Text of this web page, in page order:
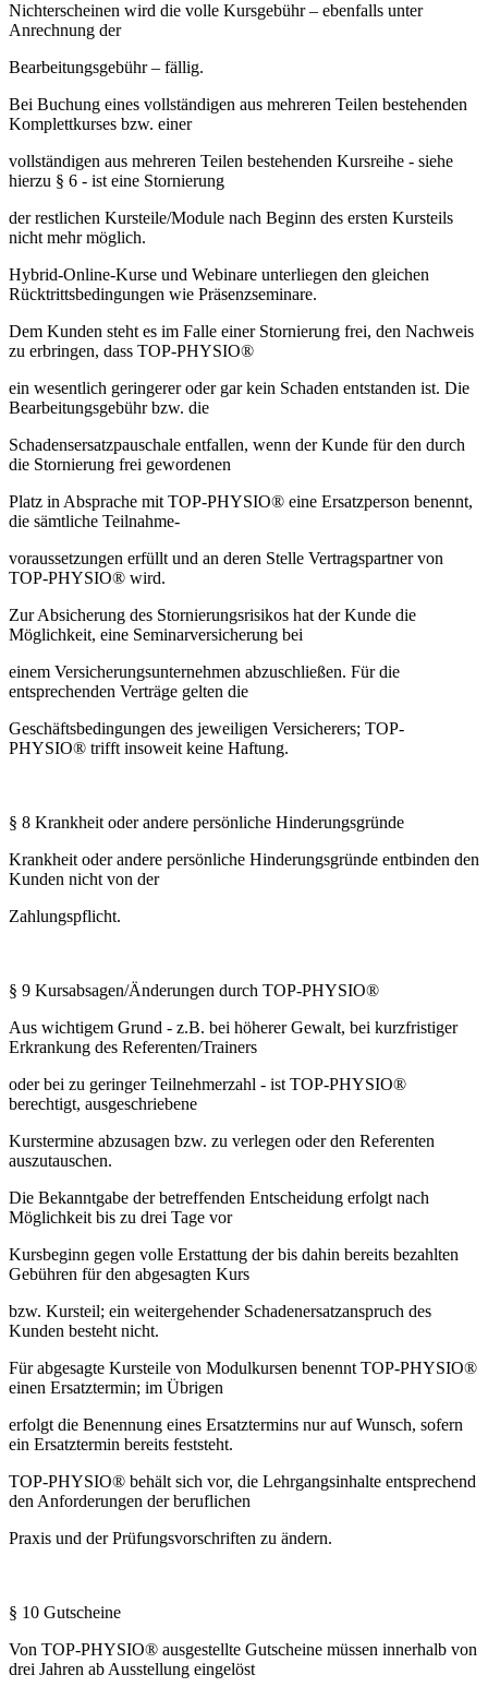
Nichterscheinen wird die volle Kursgebühr – ebenfalls unter
Anrechnung der
Bearbeitungsgebühr – fällig.
Bei Buchung eines vollständigen aus mehreren Teilen bestehenden
Komplettkurses bzw. einer
vollständigen aus mehreren Teilen bestehenden Kursreihe - siehe
hierzu § 6 - ist eine Stornierung
der restlichen Kursteile/Module nach Beginn des ersten Kursteils
nicht mehr möglich.
Hybrid-Online-Kurse und Webinare unterliegen den gleichen
Rücktrittsbedingungen wie Präsenzseminare.
Dem Kunden steht es im Falle einer Stornierung frei, den Nachweis
zu erbringen, dass TOP-PHYSIO®
ein wesentlich geringerer oder gar kein Schaden entstanden ist. Die
Bearbeitungsgebühr bzw. die
Schadensersatzpauschale entfallen, wenn der Kunde für den durch
die Stornierung frei gewordenen
Platz in Absprache mit TOP-PHYSIO® eine Ersatzperson benennt,
die sämtliche Teilnahme-
voraussetzungen erfüllt und an deren Stelle Vertragspartner von
TOP-PHYSIO® wird.
Zur Absicherung des Stornierungsrisikos hat der Kunde die
Möglichkeit, eine Seminarversicherung bei
einem Versicherungsunternehmen abzuschließen. Für die
entsprechenden Verträge gelten die
Geschäftsbedingungen des jeweiligen Versicherers; TOP-
PHYSIO® trifft insoweit keine Haftung.
§ 8 Krankheit oder andere persönliche Hinderungsgründe
Krankheit oder andere persönliche Hinderungsgründe entbinden den
Kunden nicht von der
Zahlungspflicht.
§ 9 Kursabsagen/Änderungen durch TOP-PHYSIO®
Aus wichtigem Grund - z.B. bei höherer Gewalt, bei kurzfristiger
Erkrankung des Referenten/Trainers
oder bei zu geringer Teilnehmerzahl - ist TOP-PHYSIO®
berechtigt, ausgeschriebene
Kurstermine abzusagen bzw. zu verlegen oder den Referenten
auszutauschen.
Die Bekanntgabe der betreffenden Entscheidung erfolgt nach
Möglichkeit bis zu drei Tage vor
Kursbeginn gegen volle Erstattung der bis dahin bereits bezahlten
Gebühren für den abgesagten Kurs
bzw. Kursteil; ein weitergehender Schadenersatzanspruch des
Kunden besteht nicht.
Für abgesagte Kursteile von Modulkursen benennt TOP-PHYSIO®
einen Ersatztermin; im Übrigen
erfolgt die Benennung eines Ersatztermins nur auf Wunsch, sofern
ein Ersatztermin bereits feststeht.
TOP-PHYSIO® behält sich vor, die Lehrgangsinhalte entsprechend
den Anforderungen der beruflichen
Praxis und der Prüfungsvorschriften zu ändern.
§ 10 Gutscheine
Von TOP-PHYSIO® ausgestellte Gutscheine müssen innerhalb von
drei Jahren ab Ausstellung eingelöst